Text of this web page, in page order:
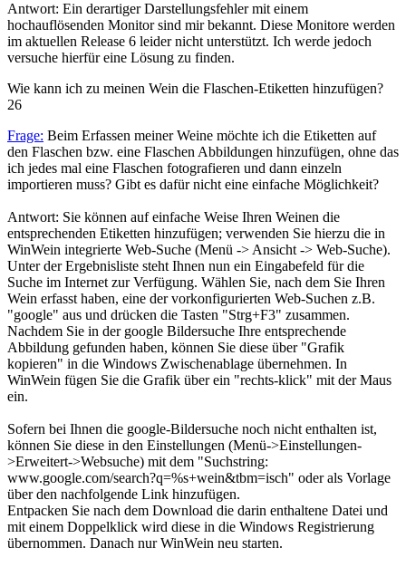
Antwort: Ein derartiger Darstellungsfehler mit einem
hochauflösenden Monitor sind mir bekannt. Diese Monitore werden
im aktuellen Release 6 leider nicht unterstützt. Ich werde jedoch
versuche hierfür eine Lösung zu finden.
Wie kann ich zu meinen Wein die Flaschen-Etiketten hinzufügen?
26
Frage: Beim Erfassen meiner Weine möchte ich die Etiketten auf
den Flaschen bzw. eine Flaschen Abbildungen hinzufügen, ohne das
ich jedes mal eine Flaschen fotografieren und dann einzeln
importieren muss? Gibt es dafür nicht eine einfache Möglichkeit?
Antwort: Sie können auf einfache Weise Ihren Weinen die
entsprechenden Etiketten hinzufügen; verwenden Sie hierzu die in
WinWein integrierte Web-Suche (Menü -> Ansicht -> Web-Suche).
Unter der Ergebnisliste steht Ihnen nun ein Eingabefeld für die
Suche im Internet zur Verfügung. Wählen Sie, nach dem Sie Ihren
Wein erfasst haben, eine der vorkonfigurierten Web-Suchen z.B.
"google" aus und drücken die Tasten "Strg+F3" zusammen.
Nachdem Sie in der google Bildersuche Ihre entsprechende
Abbildung gefunden haben, können Sie diese über "Grafik
kopieren" in die Windows Zwischenablage übernehmen. In
WinWein fügen Sie die Grafik über ein "rechts-klick" mit der Maus
ein.
Sofern bei Ihnen die google-Bildersuche noch nicht enthalten ist,
können Sie diese in den Einstellungen (Menü->Einstellungen-
>Erweitert->Websuche) mit dem "Suchstring:
www.google.com/search?q=%s+wein&tbm=isch" oder als Vorlage
über den nachfolgende Link hinzufügen.
Entpacken Sie nach dem Download die darin enthaltene Datei und
mit einem Doppelklick wird diese in die Windows Registrierung
übernommen. Danach nur WinWein neu starten.